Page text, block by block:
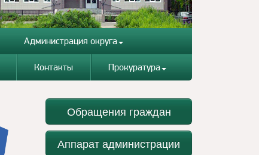
Администрация округа
Контакты Прокуратура
Обращения граждан
Аппарат администрации